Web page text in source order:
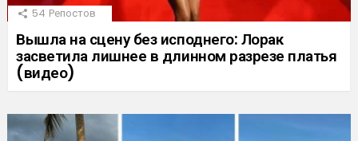
54 Репостов
Вышла на сцену без исподнего: Лорак
засветила лишнее в длинном разрезе платья
(видео)